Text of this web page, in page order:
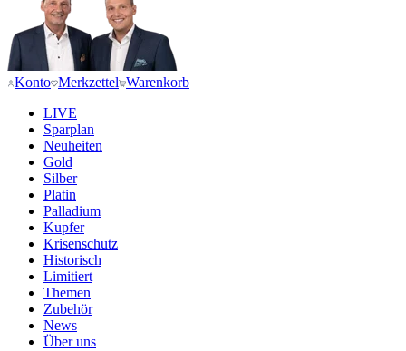
Konto Merkzettel Warenkorb
LIVE
Sparplan
Neuheiten
Gold
Silber
Platin
Palladium
Kupfer
Krisenschutz
Historisch
Limitiert
Themen
Zubehör
News
Über uns